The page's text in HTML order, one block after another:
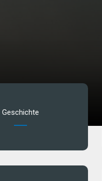
Geschichte